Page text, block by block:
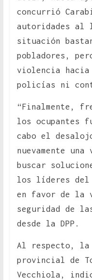
concurrió
autoridades al
situación
pobladores,
violencia
policías ni
“Finalmente,
los ocupantes
cabo el
nuevamente
buscar
los líderes del
en favor de la
seguridad de
desde la DPP.
Al respecto, la
provincial de
Vecchiola,